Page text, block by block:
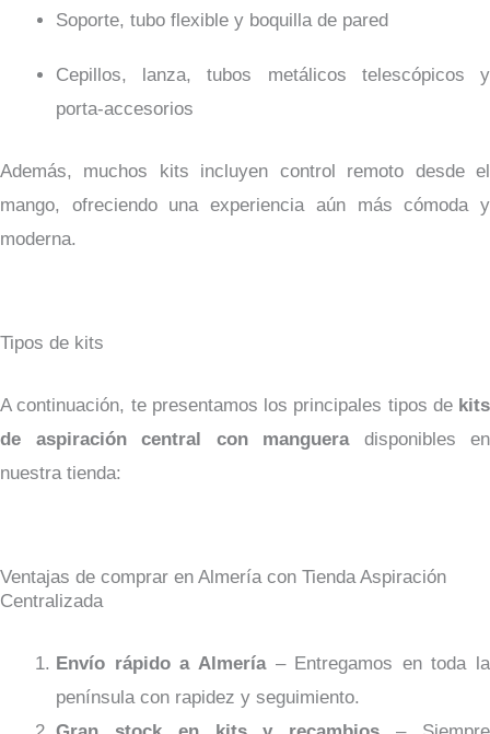
Soporte, tubo flexible y boquilla de pared
Cepillos, lanza, tubos metálicos telescópicos y
porta-accesorios
Además, muchos kits incluyen control remoto desde el
mango, ofreciendo una experiencia aún más cómoda y
moderna.
Tipos de kits
A continuación, te presentamos los principales tipos de kits
de aspiración central con mangueradisponibles en
nuestra tienda:
Ventajas de comprar en Almería con Tienda Aspiración
Centralizada
Envío rápido a Almería– Entregamos en toda la
península con rapidez y seguimiento.